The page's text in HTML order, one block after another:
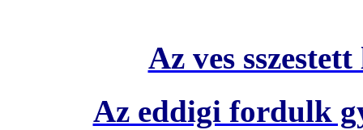
Az ves
Az eddigi fordulk